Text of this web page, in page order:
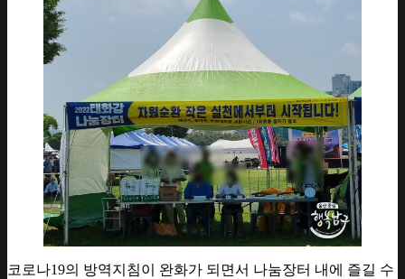
코로나19의 방역지침이 완화가 되면서 나눔장터 내에 즐길 수